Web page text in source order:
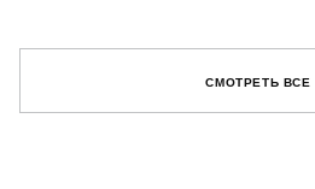
СМОТРЕТЬ ВСЕ